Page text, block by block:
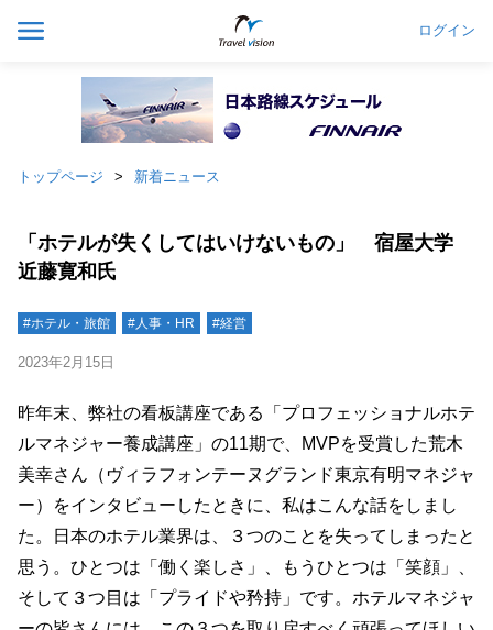
ログイン
トップページ 新着ニュース
「ホテルが失くしてはいけないもの」 宿屋大学
近藤寛和氏
#ホテル・旅館 #人事・HR #経営
2023年2月15日
昨年末、弊社の看板講座である「プロフェッショナルホテ
ルマネジャー養成講座」の11期で、MVPを受賞した荒木
美幸さん（ヴィラフォンテーヌグランド東京有明マネジャ
ー）をインタビューしたときに、私はこんな話をしまし
た。日本のホテル業界は、３つのことを失ってしまったと
思う。ひとつは「働く楽しさ」、もうひとつは「笑顔」、
そして３つ目は「プライドや矜持」です。ホテルマネジャ